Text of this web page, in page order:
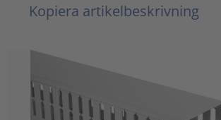
Kopiera artikelbeskrivning